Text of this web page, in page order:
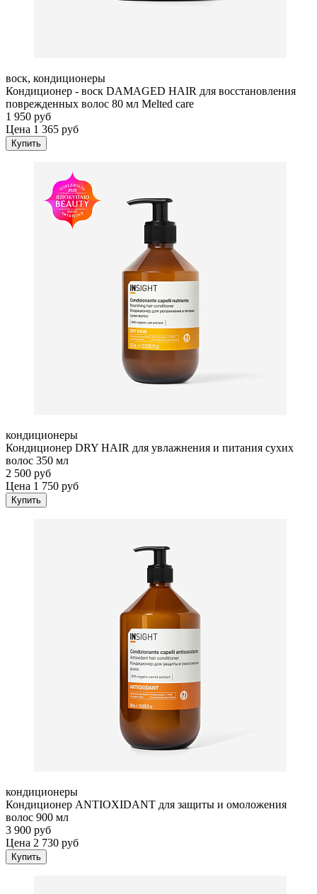
воск, кондиционеры
Кондиционер - воск DAMAGED HAIR для восстановления
поврежденных волос 80 мл Melted care
1 950 руб
Цена 1 365 руб
Купить
кондиционеры
Кондиционер DRY HAIR для увлажнения и питания сухих
волос 350 мл
2 500 руб
Цена 1 750 руб
Купить
кондиционеры
Кондиционер ANTIOXIDANT для защиты и омоложения
волос 900 мл
3 900 руб
Цена 2 730 руб
Купить